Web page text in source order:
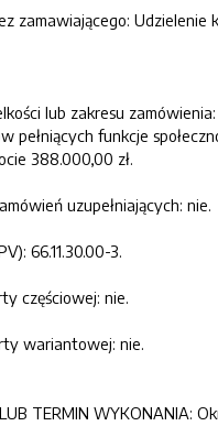
zamawiającego:
lub zakresu
pełniących funkcje
388.000,00 zł.
uzupełniających: nie.
66.11.30.00-3.
częściowej: nie.
wariantowej: nie.
TERMIN WYKONANIA: